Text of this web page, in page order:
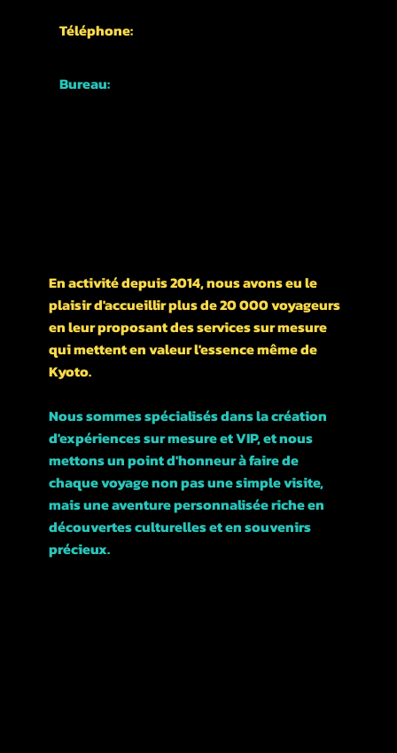
En activité depuis 2014, nous avons eu le
plaisir d'accueillir plus de 20 000 voyageurs
en leur proposant des services sur mesure
qui mettent en valeur l'essence même de
Kyoto.
Nous sommes spécialisés dans la création
d'expériences sur mesure et VIP, et nous
mettons un point d'honneur à faire de
chaque voyage non pas une simple visite,
mais une aventure personnalisée riche en
découvertes culturelles et en souvenirs
précieux.
Téléphone:
Bureau: